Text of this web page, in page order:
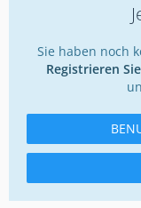
Sie haben noch
Registrieren